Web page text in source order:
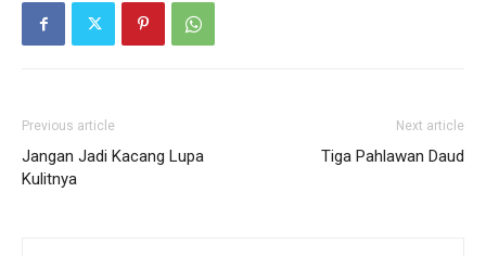
Previous article
Jangan Jadi Kacang Lupa
Kulitnya
Next article
Tiga Pahlawan Daud